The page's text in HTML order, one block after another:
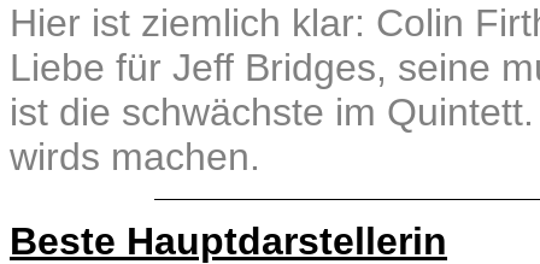
Hier ist ziemlich klar: Colin
Liebe für Jeff Bridges, seine
ist die schwächste im
wirds machen.
Beste Hauptdarstellerin